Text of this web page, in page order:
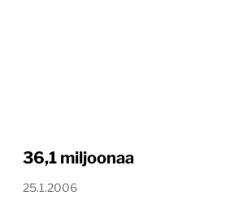
36,1 miljoonaa
25.1.2006